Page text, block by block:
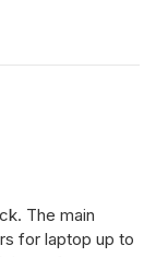
The main
for laptop up to